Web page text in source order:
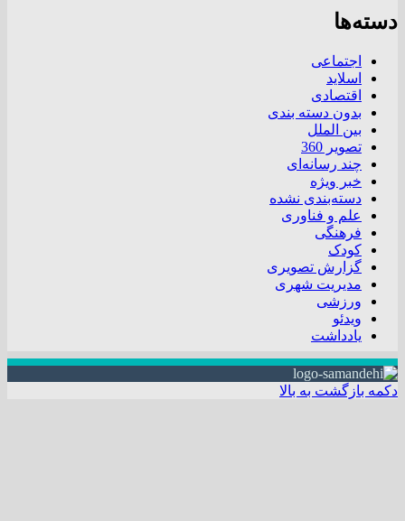
دسته‌ها
اجتماعی
اسلاید
اقتصادی
بدون دسته بندی
بین الملل
تصویر 360
چند رسانه‌ای
خبر ویژه
دسته‌بندی نشده
علم و فناوری
فرهنگی
کودک
گزارش تصویری
مدیریت شهری
ورزشی
ویدئو
یادداشت
دکمه بازگشت به بالا